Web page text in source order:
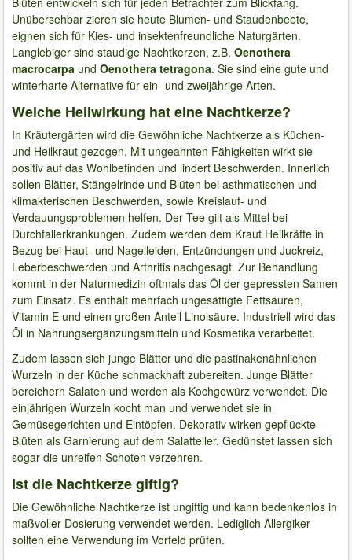
Unübersehbar zieren sie heute Blumen- und Staudenbeete,
eignen sich für Kies- und insektenfreundliche Naturgärten.
Langlebiger sind staudige Nachtkerzen, z.B. Oenothera
macrocarpa und Oenothera tetragona. Sie sind eine gute und
winterharte Alternative für ein- und zweijährige Arten.
Welche Heilwirkung hat eine Nachtkerze?
In Kräutergärten wird die Gewöhnliche Nachtkerze als Küchen-
und Heilkraut gezogen. Mit ungeahnten Fähigkeiten wirkt sie
positiv auf das Wohlbefinden und lindert Beschwerden. Innerlich
sollen Blätter, Stängelrinde und Blüten bei asthmatischen und
klimakterischen Beschwerden, sowie Kreislauf- und
Verdauungsproblemen helfen. Der Tee gilt als Mittel bei
Durchfallerkrankungen. Zudem werden dem Kraut Heilkräfte in
Bezug bei Haut- und Nagelleiden, Entzündungen und Juckreiz,
Leberbeschwerden und Arthritis nachgesagt. Zur Behandlung
kommt in der Naturmedizin oftmals das Öl der gepressten Samen
zum Einsatz. Es enthält mehrfach ungesättigte Fettsäuren,
Vitamin E und einen großen Anteil Linolsäure. Industriell wird das
Öl in Nahrungsergänzungsmitteln und Kosmetika verarbeitet.
Zudem lassen sich junge Blätter und die pastinakenähnlichen
Wurzeln in der Küche schmackhaft zubereiten. Junge Blätter
bereichern Salaten und werden als Kochgewürz verwendet. Die
einjährigen Wurzeln kocht man und verwendet sie in
Gemüsegerichten und Eintöpfen. Dekorativ wirken gepflückte
Blüten als Garnierung auf dem Salatteller. Gedünstet lassen sich
sogar die unreifen Schoten verzehren.
Ist die Nachtkerze giftig?
Die Gewöhnliche Nachtkerze ist ungiftig und kann bedenkenlos in
maßvoller Dosierung verwendet werden. Lediglich Allergiker
sollten eine Verwendung im Vorfeld prüfen.